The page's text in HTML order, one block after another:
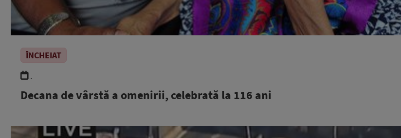
ÎNCHEIAT
.
Decana de vârstă a omenirii, celebrată la 116 ani